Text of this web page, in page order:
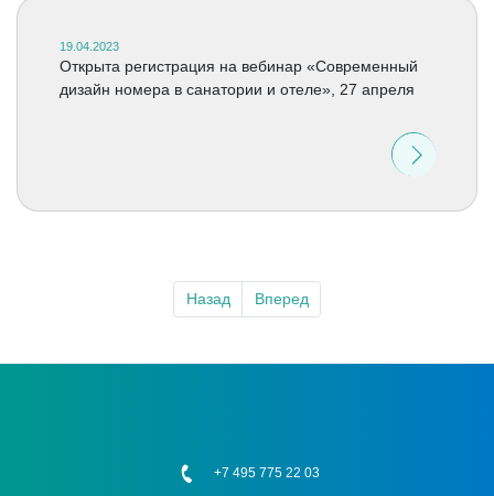
19.04.2023
Открыта регистрация на вебинар «Современный
дизайн номера в санатории и отеле», 27 апреля
Назад Вперед
+7 495 775 22 03